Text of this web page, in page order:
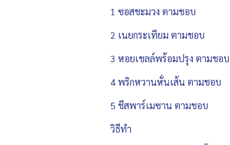
1 ซอสชะมวง ตามชอบ
2 เนยกระเทียม ตามชอบ
3 หอยเชลล์พร้อมปรุง ตามชอบ
4 พริกหวานหั่นเส้น ตามชอบ
5 ชีสพาร์เมซาน ตามชอบ
วิธีทำ